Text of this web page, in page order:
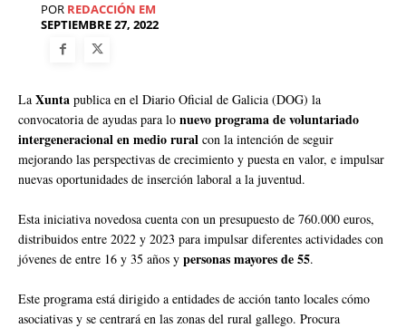
POR REDACCIÓN EM
SEPTIEMBRE 27, 2022
La Xunta publica en el Diario Oficial de Galicia (DOG) la
convocatoria de ayudas para lo nuevo programa de voluntariado
intergeneracional en medio rural con la intención de seguir
mejorando las perspectivas de crecimiento y puesta en valor, e impulsar
nuevas oportunidades de inserción laboral a la juventud.
Esta iniciativa novedosa cuenta con un presupuesto de 760.000 euros,
distribuidos entre 2022 y 2023 para impulsar diferentes actividades con
jóvenes de entre 16 y 35 años y personas mayores de 55.
Este programa está dirigido a entidades de acción tanto locales cómo
asociativas y se centrará en las zonas del rural gallego. Procura